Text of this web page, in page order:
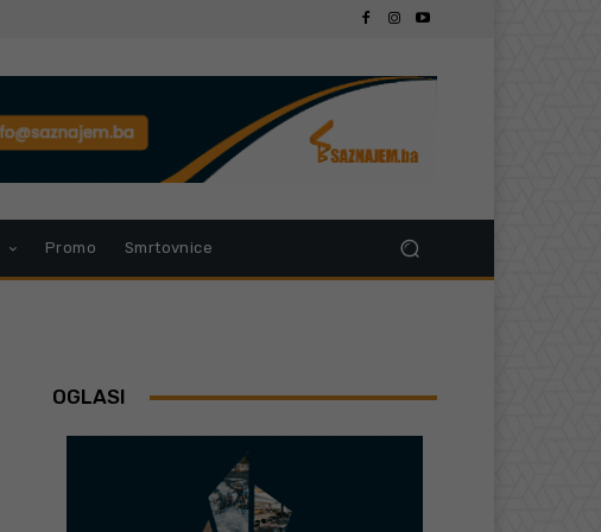
Promo Smrtovnice
OGLASI